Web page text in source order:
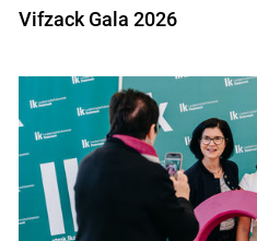
Vifzack Gala 2026